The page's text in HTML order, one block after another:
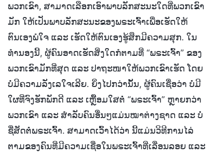
ພວກເຂົາ, ສາມາດເລືອກເອົາພາບລັກສະນະໃດທີ່ພວກເຂົາ
ມັກ ໃຫ້ເປັນພາບລັກສະນະຂອງພຣະເຈົ້າເພື່ອເຮັດໃຫ້
ຕົນເອງພໍໃຈ ແລະ ເຮັດໃຫ້ຕົນເອງຮູ້ສຶກມີຄວາມສຸກ. ໃນ
ທຳນອງນີ້, ຜູ້ຄົນອາດເຮັດສິ່ງໃດກໍຕາມທີ່ “ພຣະເຈົ້າ” ຂອງ
ພວກເຂົາມັກທີ່ສຸດ ແລະ ປາຖະໜາໃຫ້ພວກເຂົາເຮັດ ໂດຍ
ບໍ່ມີຄວາມລັງເລໃຈເລີຍ. ຍິ່ງໄປກວ່ານັ້ນ, ຜູ້ຄົນເຊື່ອວ່າ ບໍ່ມີ
ໃຜທີ່ຈົງຮັກພັກດີ ແລະ ເຫຼື້ອມໃສຕໍ່ “ພຣະເຈົ້າ” ຫຼາຍກວ່າ
ພວກເຂົາ ແລະ ສໍາລັບຄົນອື່ນໆແມ່ນໝາຕ່າງຊາດ ແລະ ບໍ່
ຊື່ສັດຕໍ່ພຣະເຈົ້າ. ສາມາດເວົ້າໄດ້ວ່າ ນີ້ແມ່ນວິທີການໄລ່
ຕາມຂອງຄົນທີ່ມີຄວາມເຊື່ອໃນພຣະເຈົ້າທີ່ເລື່ອນລອຍ ແລະ